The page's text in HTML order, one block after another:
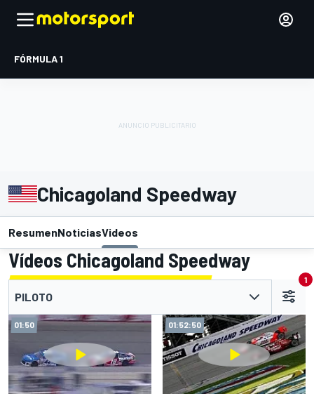
FÓRMULA 1
Chicagoland Speedway
ResumenNoticiasVideos
Vídeos Chicagoland Speedway
PILOTO
1
01:50 01:52:50